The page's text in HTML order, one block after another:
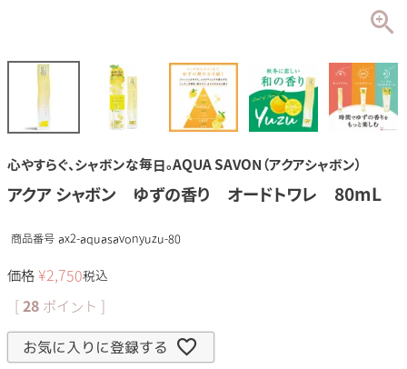
心やすらぐ、シャボンな毎日。AQUA SAVON（アクアシャボン）
アクア シャボン ゆずの香り オードトワレ 80mL
商品番号 ax2-aquasavonyuzu-80
価格 ¥2,750税込
28 ポイント ]
お気に入りに登録する